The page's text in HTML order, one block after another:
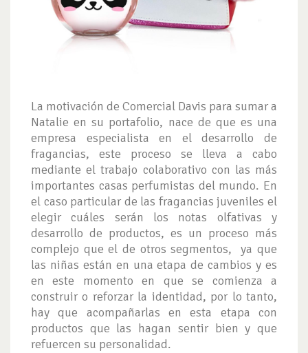
La motivación de Comercial Davis para sumar a
Natalie en su portafolio, nace de que es una
empresa especialista en el desarrollo de
fragancias, este proceso se lleva a cabo
mediante el trabajo colaborativo con las más
importantes casas perfumistas del mundo. En
el caso particular de las fragancias juveniles el
elegir cuáles serán los notas olfativas y
desarrollo de productos, es un proceso más
complejo que el de otros segmentos, ya que
las niñas están en una etapa de cambios y es
en este momento en que se comienza a
construir o reforzar la identidad, por lo tanto,
hay que acompañarlas en esta etapa con
productos que las hagan sentir bien y que
refuercen su personalidad.